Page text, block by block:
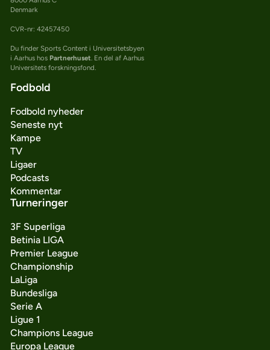
Denmark
CVR-nr: 42457450
Du finder Sports Content i Universitetsbyen
i Aarhus hos Partnerhuset. En del af Aarhus
Universitets forskningsfond.
Fodbold
Fodbold nyheder
Seneste nyt
Kampe
TV
Ligaer
Podcasts
Kommentar
Turneringer
3F Superliga
Betinia LIGA
Premier League
Championship
LaLiga
Bundesliga
Serie A
Ligue 1
Champions League
Europa League